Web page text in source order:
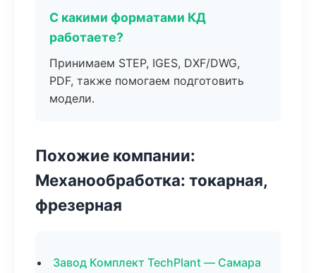
С какими форматами КД
работаете?
Принимаем STEP, IGES, DXF/DWG,
PDF, также помогаем подготовить
модели.
Похожие компании:
Механообработка: токарная,
фрезерная
Завод Комплект TechPlant — Самара